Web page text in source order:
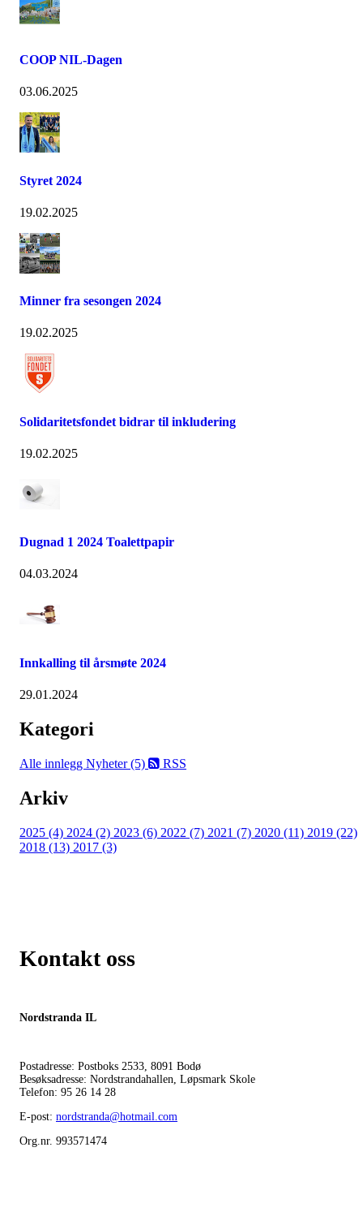
COOP NIL-Dagen
03.06.2025
Styret 2024
19.02.2025
Minner fra sesongen 2024
19.02.2025
Solidaritetsfondet bidrar til inkludering
19.02.2025
Dugnad 1 2024 Toalettpapir
04.03.2024
Innkalling til årsmøte 2024
29.01.2024
Kategori
Alle innlegg Nyheter (5) RSS
Arkiv
2025 (4) 2024 (2) 2023 (6) 2022 (7) 2021 (7) 2020 (11) 2019 (22)
2018 (13) 2017 (3)
Kontakt oss
Nordstranda IL
Postadresse: Postboks 2533, 8091 Bodø
Besøksadresse: Nordstrandahallen, Løpsmark Skole
Telefon: 95 26 14 28
E-post: nordstranda@hotmail.com
Org.nr. 993571474